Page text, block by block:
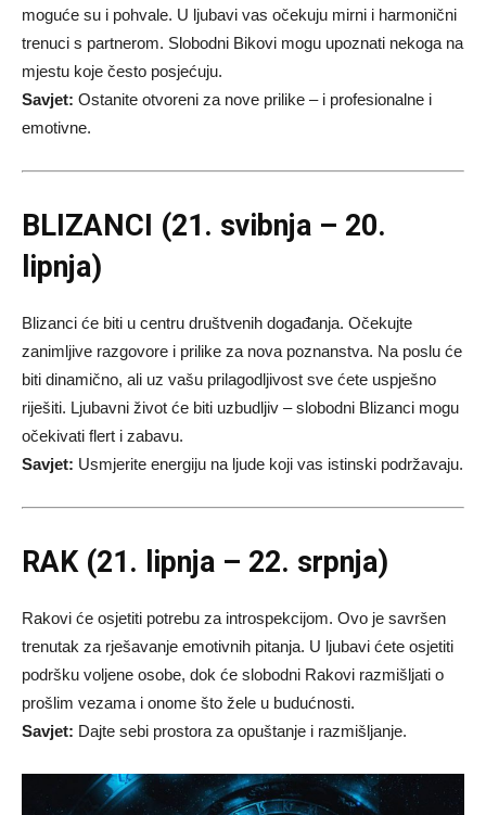
moguće su i pohvale. U ljubavi vas očekuju mirni i harmonični
trenuci s partnerom. Slobodni Bikovi mogu upoznati nekoga na
mjestu koje često posjećuju.
Savjet: Ostanite otvoreni za nove prilike – i profesionalne i
emotivne.
BLIZANCI (21. svibnja – 20.
lipnja)
Blizanci će biti u centru društvenih događanja. Očekujte
zanimljive razgovore i prilike za nova poznanstva. Na poslu će
biti dinamično, ali uz vašu prilagodljivost sve ćete uspješno
riješiti. Ljubavni život će biti uzbudljiv – slobodni Blizanci mogu
očekivati flert i zabavu.
Savjet: Usmjerite energiju na ljude koji vas istinski podržavaju.
RAK (21. lipnja – 22. srpnja)
Rakovi će osjetiti potrebu za introspekcijom. Ovo je savršen
trenutak za rješavanje emotivnih pitanja. U ljubavi ćete osjetiti
podršku voljene osobe, dok će slobodni Rakovi razmišljati o
prošlim vezama i onome što žele u budućnosti.
Savjet: Dajte sebi prostora za opuštanje i razmišljanje.